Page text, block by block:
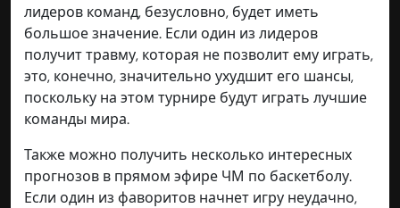
лидеров команд, безусловно, будет иметь
большое значение. Если один из лидеров
получит травму, которая не позволит ему играть,
это, конечно, значительно ухудшит его шансы,
поскольку на этом турнире будут играть лучшие
команды мира.
Также можно получить несколько интересных
прогнозов в прямом эфире ЧМ по баскетболу.
Если один из фаворитов начнет игру неудачно,